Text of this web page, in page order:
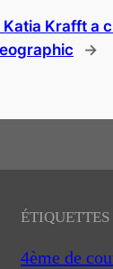
Katia Krafft a
→
ÉTIQUETTES
4ème de